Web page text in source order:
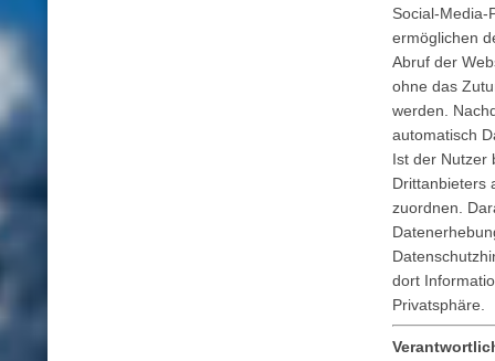
Social-Media-
ermöglichen
Abruf der
ohne das
werden.
automatisch
Ist der Nutzer
Drittanbieters
zuordnen.
dort
Privatsphäre.